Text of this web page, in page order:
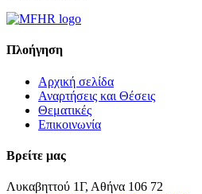
Πλοήγηση
Αρχική σελίδα
Αναρτήσεις και Θέσεις
Θεματικές
Επικοινωνία
Βρείτε μας
Λυκαβηττού 1Γ, Αθήνα 106 72